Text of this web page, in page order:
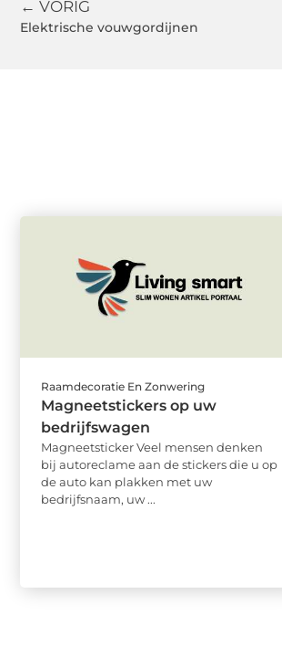
← VORIG
Elektrische vouwgordijnen
Raamdecoratie En Zonwering
Magneetstickers op uw
bedrijfswagen
Magneetsticker Veel mensen denken
bij autoreclame aan de stickers die u op
de auto kan plakken met uw
bedrijfsnaam, uw ...